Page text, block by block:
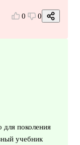
0 0
для поколения
учебник